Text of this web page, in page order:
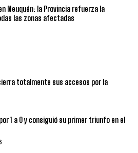
Neuquén: la Provincia refuerza la
las zonas afectadas
totalmente sus accesos por la
1 a 0 y consiguió su primer triunfo en el